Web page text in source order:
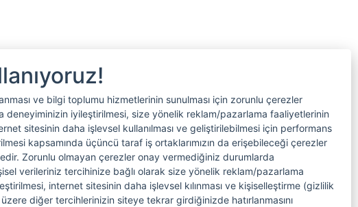
ve bilgi toplumu hizmetlerinin sunulması için zorunlu çerezler
deneyiminizin iyileştirilmesi, size yönelik reklam/pazarlama faaliyetlerinin
sitesinin daha işlevsel kullanılması ve geliştirilebilmesi için performans
kapsamında üçüncü taraf iş ortaklarımızın da erişebileceği çerezler
Zorunlu olmayan çerezler onay vermediğiniz durumlarda
verileriniz tercihinize bağlı olarak size yönelik reklam/pazarlama
internet sitesinin daha işlevsel kılınması ve kişiselleştirme (gizlilik
diğer tercihlerinizin siteye tekrar girdiğinizde hatırlanmasını